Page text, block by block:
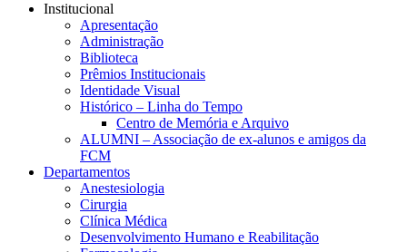
Institucional
Apresentação
Administração
Biblioteca
Prêmios Institucionais
Identidade Visual
Histórico – Linha do Tempo
Centro de Memória e Arquivo
ALUMNI – Associação de ex-alunos e amigos da
FCM
Departamentos
Anestesiologia
Cirurgia
Clínica Médica
Desenvolvimento Humano e Reabilitação